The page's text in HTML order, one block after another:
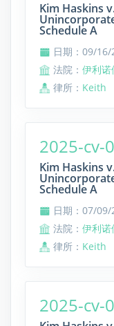
Kim Haskins
Schedule A
日期：09/16/
法院： 伊利诺
律所： Keith
2025-cv-
Kim Haskins
Schedule A
日期：07/09/
法院： 伊利诺
律所： Keith
2025-cv-